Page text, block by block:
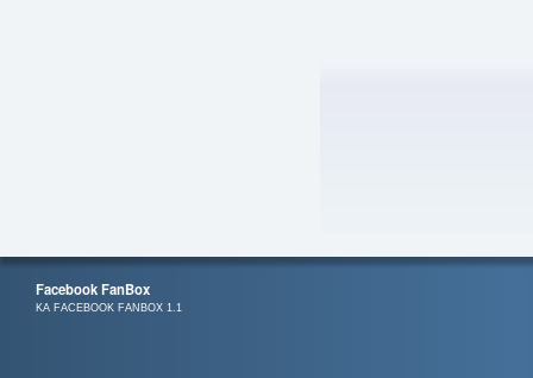
Facebook FanBox
KA FACEBOOK FANBOX 1.1